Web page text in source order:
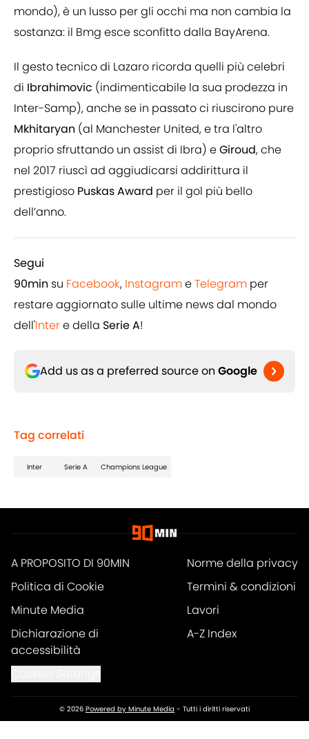
mondo), è un lusso per gli occhi ma non cambia la
sostanza: il Bmg esce sconfitto dalla BayArena.
Il gesto tecnico di Lazaro ricorda quelli più celebri
di Ibrahimovic (indimenticabile la sua prodezza in
Inter-Samp), anche se in passato ci riuscirono pure
Mkhitaryan (al Manchester United, e tra l'altro
proprio sfruttando un assist di Ibra) eGiroud, che
nel 2017 riuscì ad aggiudicarsi addirittura il
prestigioso Puskas Award per il gol più bello
dell’anno.
Segui
90min su Facebook, InstagrameTelegram per
restare aggiornato sulle ultime news dal mondo
dell'Intere della Serie A!
Add us as a preferred source on Google
Tag correlati
Inter Serie A Champions League
A PROPOSITO DI 90MIN
Norme della privacy
Politica di Cookie
Termini & condizioni
Minute Media
Lavori
Dichiarazione di
accessibilità
A-Z Index
© 2026 Powered by Minute Media - Tutti i diritti riservati